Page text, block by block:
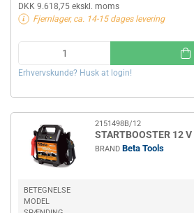
DKK 9.618,75 ekskl. moms
Fjernlager, ca. 14-15 dages levering
Erhvervskunde? Husk at login!
2151498B/12
STARTBOOSTER 12 V
BRAND Beta Tools
BETEGNELSE
MODEL